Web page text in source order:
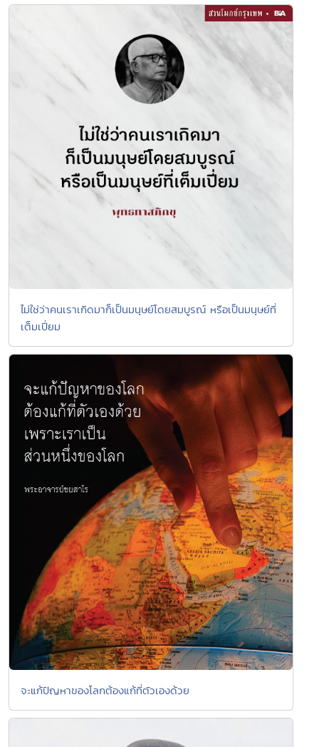
ไม่ใช่ว่าคนเราเกิดมาก็เป็นมนุษย์โดยสมบูรณ์ หรือเป็นมนุษย์ที่
เต็มเปี่ยม
จะแก้ปัญหาของโลกต้องแก้ที่ตัวเองด้วย